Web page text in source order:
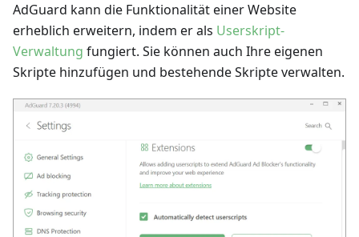
AdGuard kann die Funktionalität einer Website
erheblich erweitern, indem er als Userskript-
Verwaltung fungiert. Sie können auch Ihre eigenen
Skripte hinzufügen und bestehende Skripte verwalten.